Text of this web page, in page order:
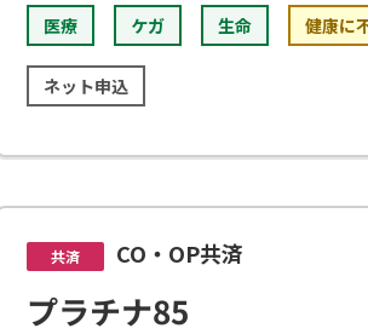
医療 ケガ 生命 健康に
ネット申込
共済 CO・OP共済
プラチナ85